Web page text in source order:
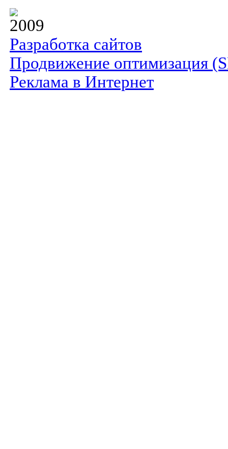
2009
Разработка сайтов
Продвижение оптимизация
Реклама в Интернет